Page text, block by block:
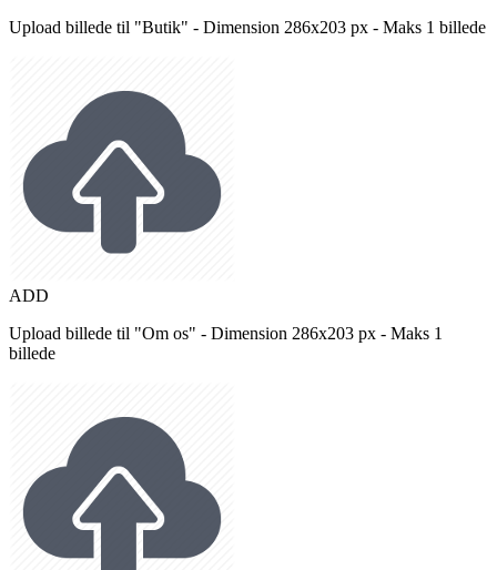
Upload billede til "Butik" - Dimension 286x203 px - Maks 1 billede
ADD
Upload billede til "Om os" - Dimension 286x203 px - Maks 1
billede